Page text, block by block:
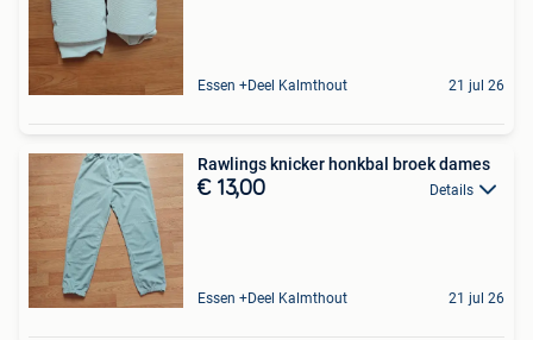
Essen +Deel Kalmthout 21 jul 26
Rawlings knicker honkbal broek dames
€ 13,00 Details
Essen +Deel Kalmthout 21 jul 26